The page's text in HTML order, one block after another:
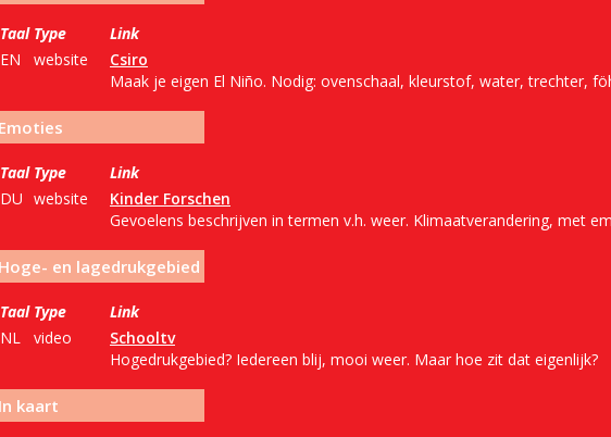
Taal Type
Link
EN
website
Csiro
Maak je eigen El Niño. Nodig: ovenschaal, kleurstof, water, trechter,
Emoties
Taal Type
Link
DU website
Kinder Forschen
Gevoelens beschrijven in termen v.h. weer. Klimaatverandering, met
Hoge- en lagedrukgebied
Taal Type
Link
NL
video
Schooltv
Hogedrukgebied? Iedereen blij, mooi weer. Maar hoe zit dat eigenlijk?
In kaart